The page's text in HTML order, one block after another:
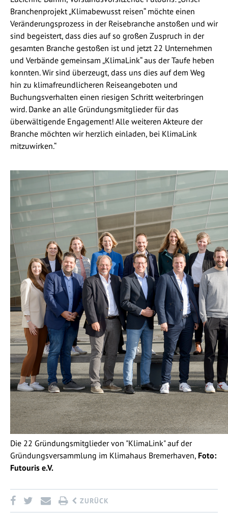
Branchenprojekt „Klimabewusst reisen“ möchte einen
Veränderungsprozess in der Reisebranche anstoßen und wir
sind begeistert, dass dies auf so großen Zuspruch in der
gesamten Branche gestoßen ist und jetzt 22 Unternehmen
und Verbände gemeinsam „KlimaLink“ aus der Taufe heben
konnten. Wir sind überzeugt, dass uns dies auf dem Weg
hin zu klimafreundlicheren Reiseangeboten und
Buchungsverhalten einen riesigen Schritt weiterbringen
wird. Danke an alle Gründungsmitglieder für das
überwältigende Engagement! Alle weiteren Akteure der
Branche möchten wir herzlich einladen, bei KlimaLink
mitzuwirken.“
Die 22 Gründungsmitglieder von "KlimaLink" auf der
Gründungsversammlung im Klimahaus Bremerhaven, Foto:
Futouris e.V.
ZURÜCK